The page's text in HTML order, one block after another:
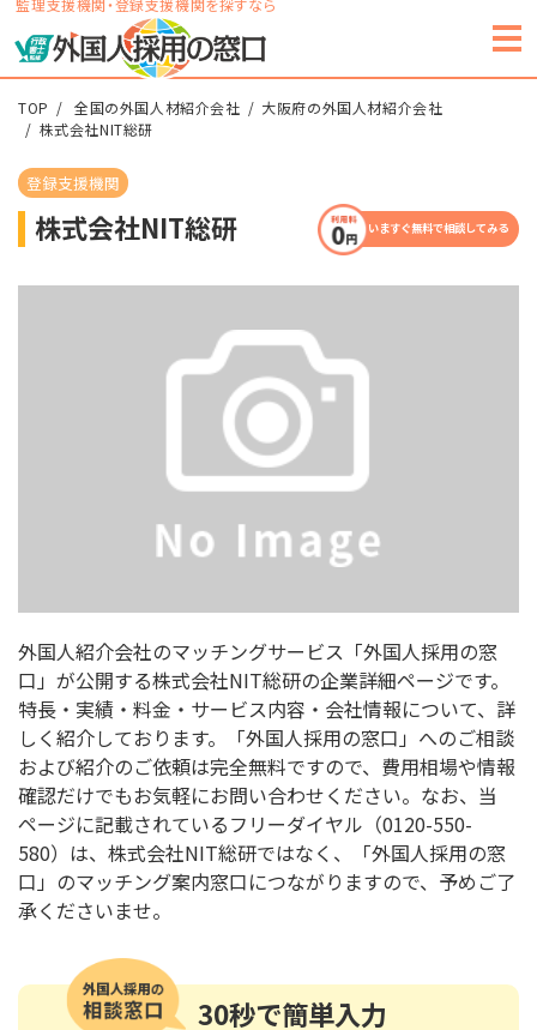
監理支援機関・登録支援機関を探すなら
TOP 全国の外国人材紹介会社
大阪府の外国人材紹介会社
株式会社NIT総研
登録支援機関
株式会社NIT総研 いますぐ無料で相談してみる
外国人紹介会社のマッチングサービス「外国人採用の窓
口」が公開する株式会社NIT総研の企業詳細ページです。
特長・実績・料金・サービス内容・会社情報について、詳
しく紹介しております。「外国人採用の窓口」へのご相談
および紹介のご依頼は完全無料ですので、費用相場や情報
確認だけでもお気軽にお問い合わせください。なお、当
ページに記載されているフリーダイヤル（0120-550-
580）は、株式会社NIT総研ではなく、「外国人採用の窓
口」のマッチング案内窓口につながりますので、予めご了
承くださいませ。
30秒で簡単入力